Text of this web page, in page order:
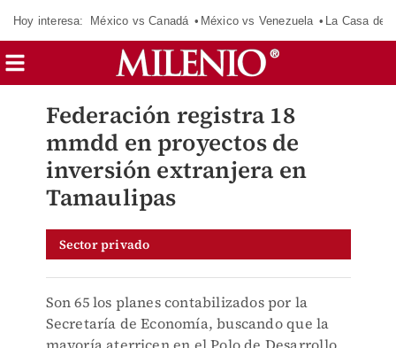
Hoy interesa: México vs Canadá México vs Venezuela La Casa de
Federación registra 18
mmdd en proyectos de
inversión extranjera en
Tamaulipas
Sector privado
Son 65 los planes contabilizados por la
Secretaría de Economía, buscando que la